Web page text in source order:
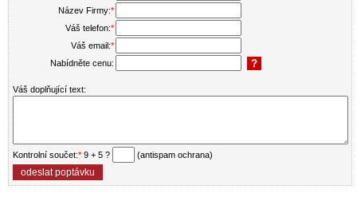
Název Firmy:*
Váš telefon:*
Váš email:*
Nabídněte cenu:
Váš doplňující text:
Kontrolní součet:* 9 + 5 ? (antispam ochrana)